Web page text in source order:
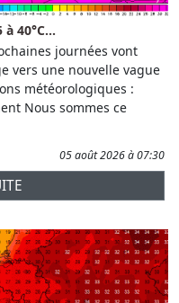
40°C...
journées vont
vers une nouvelle vague
météorologiques :
Nous sommes ce
05 août 2026 à 07:30